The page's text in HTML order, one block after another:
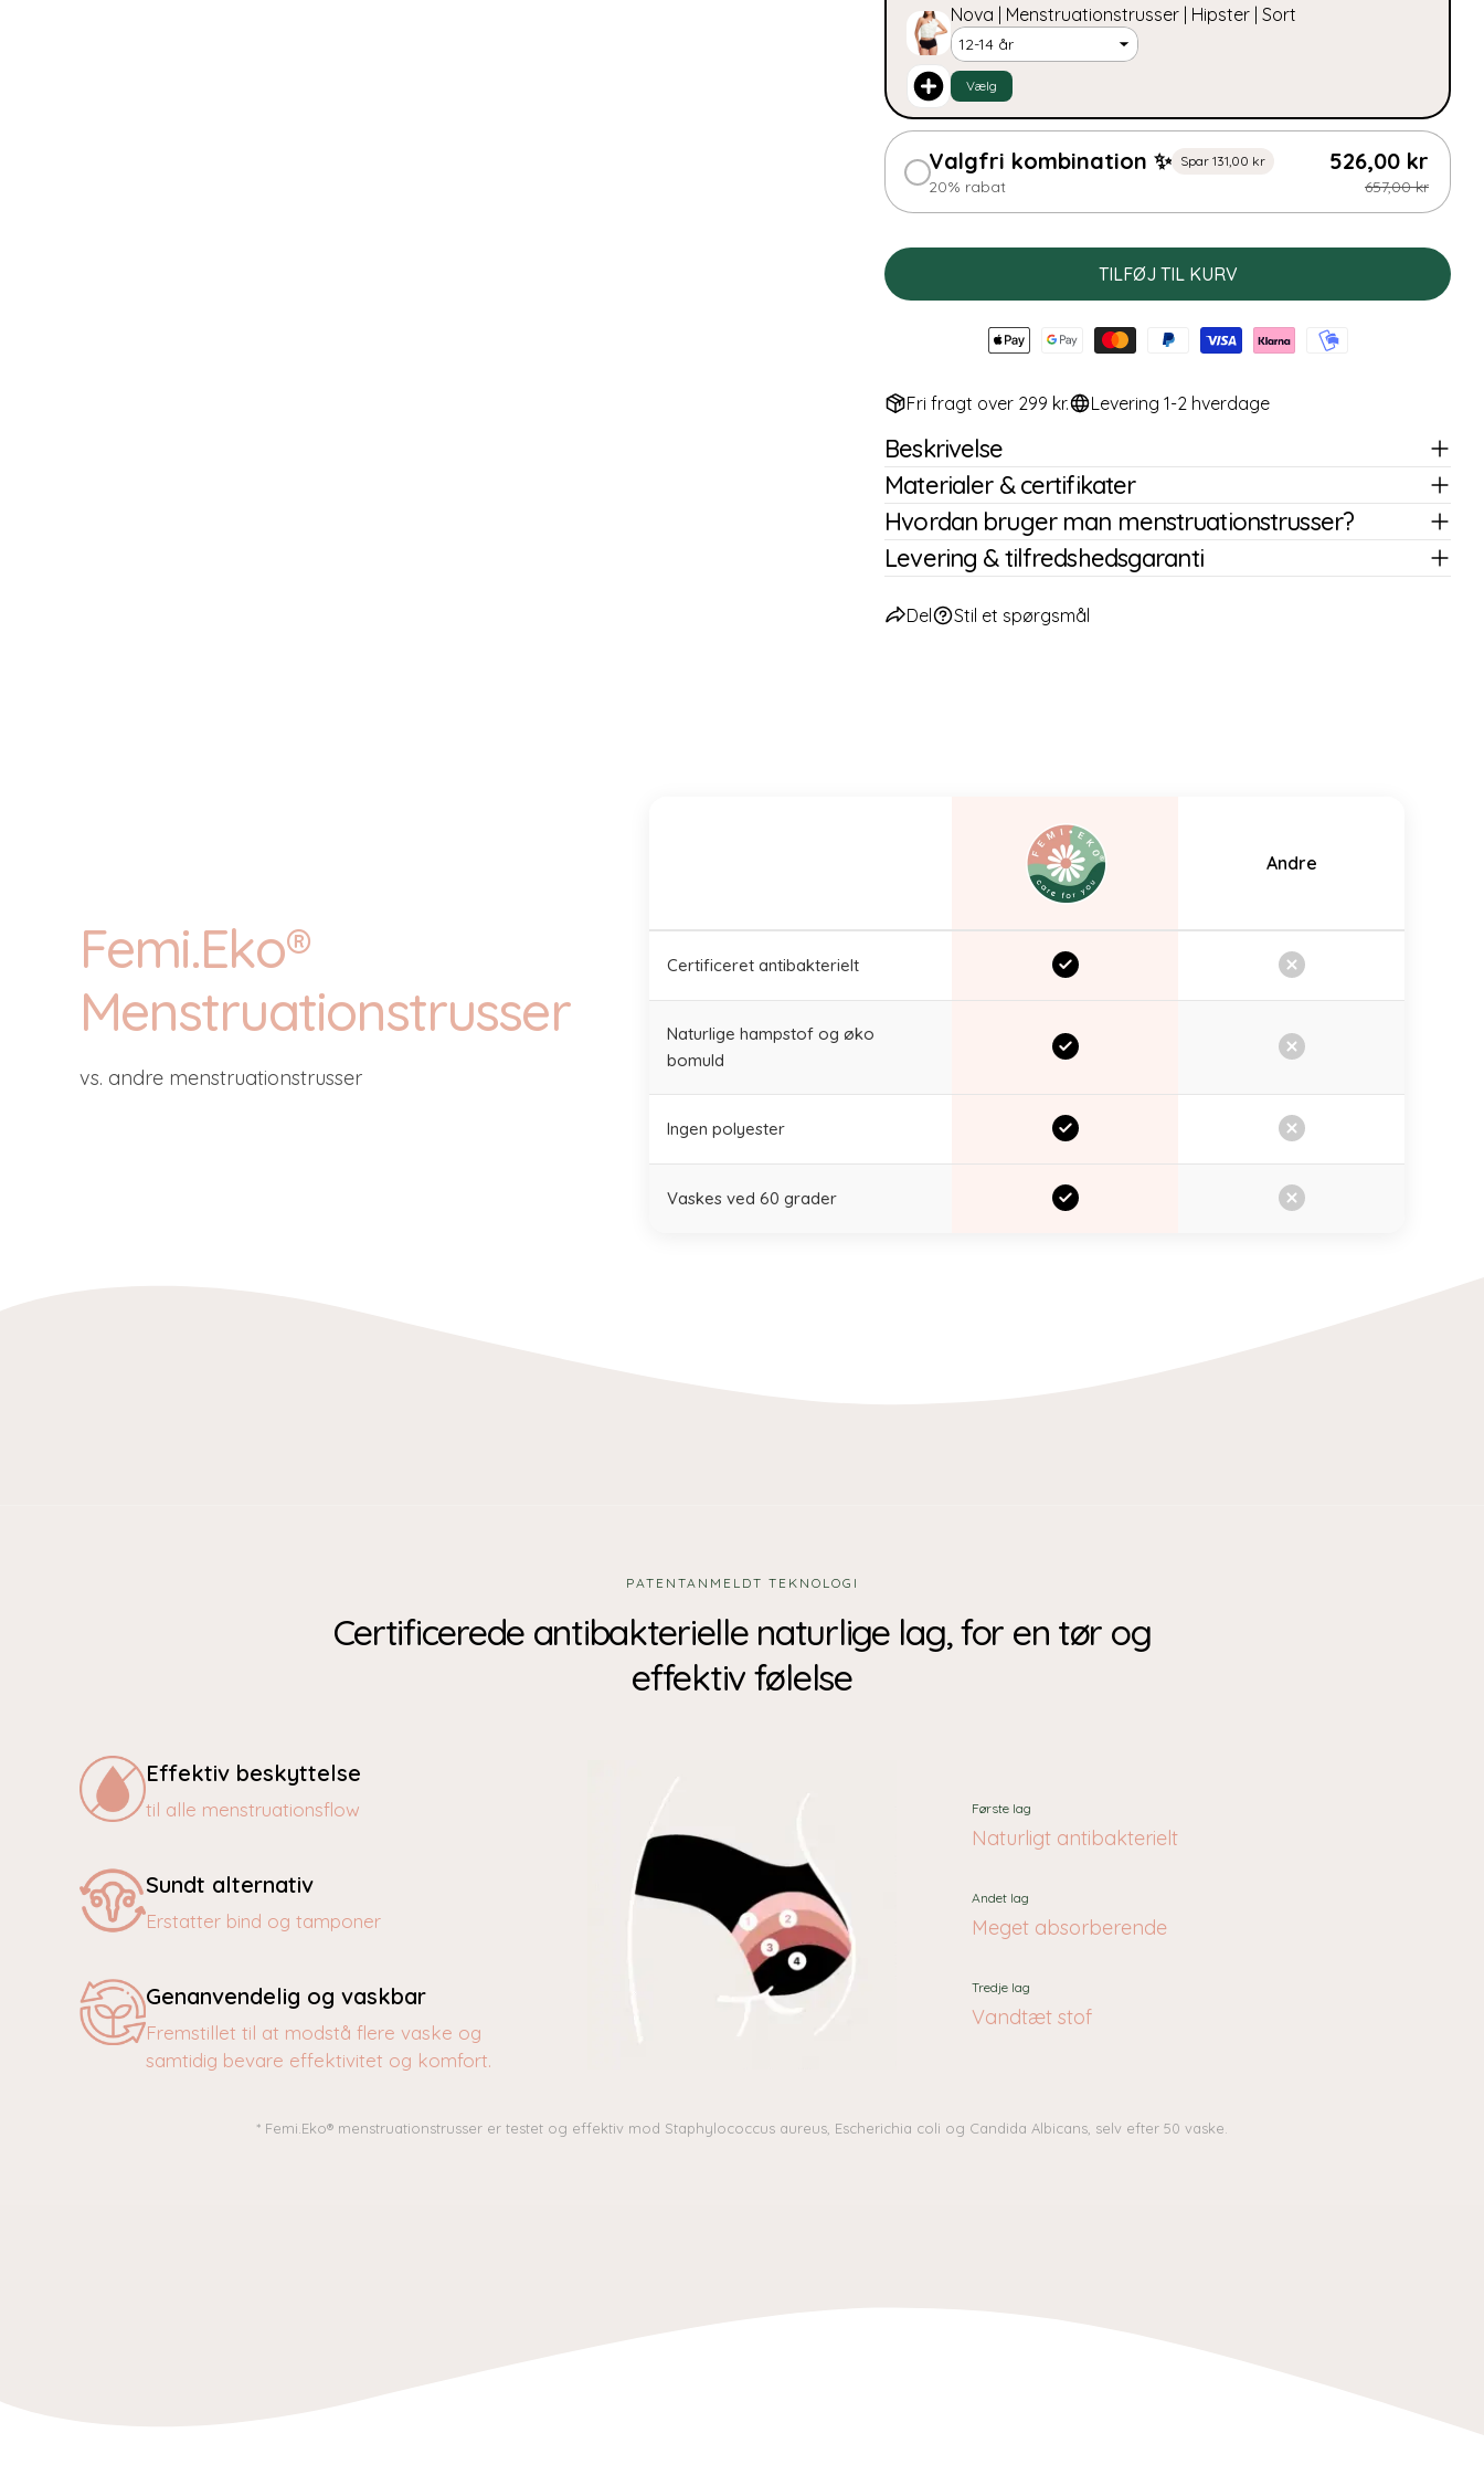
Nova | Menstruationstrusser | Hipster | Sort
Vælg
Valgfri kombination ✨ Spar 131,00 kr
20% rabat
526,00 kr
657,00 kr
TILFØJ TIL KURV
Fri fragt over 299 kr. Levering 1-2 hverdage
Beskrivelse
Materialer & certifikater
Hvordan bruger man menstruationstrusser?
Levering & tilfredshedsgaranti
Del Stil et spørgsmål
Femi.Eko®
Menstruationstrusser
vs. andre menstruationstrusser
Andre
Certificeret antibakterielt
Naturlige hampstof og øko
bomuld
Ingen polyester
Vaskes ved 60 grader
PATENTANMELDT TEKNOLOGI
Certificerede antibakterielle naturlige lag, for en tør og
effektiv følelse
Effektiv beskyttelse
til alle menstruationsflow
Sundt alternativ
Erstatter bind og tamponer
Genanvendelig og vaskbar
Fremstillet til at modstå flere vaske og
samtidig bevare effektivitet og komfort.
Første lag
Naturligt antibakterielt
Andet lag
Meget absorberende
Tredje lag
Vandtæt stof
* Femi.Eko® menstruationstrusser er testet og effektiv mod Staphylococcus aureus, Escherichia coli og Candida Albicans, selv efter 50 vaske.